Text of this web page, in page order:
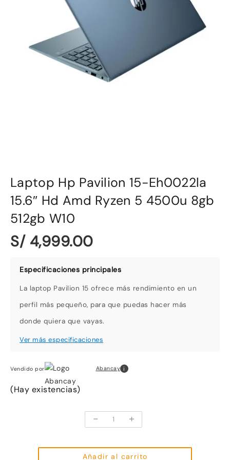
Laptop Hp Pavilion 15-Eh0022la
15.6″ Hd Amd Ryzen 5 4500u 8gb
512gb W10
S/ 4,999.00
La laptop Pavilion 15 ofrece más rendimiento en un
perfil más pequeño, para que puedas hacer más
donde quiera que vayas.
Vendido por Abancay i
(Hay existencias)
-
Laptop
Hp
15-
+
Añadir al carrito